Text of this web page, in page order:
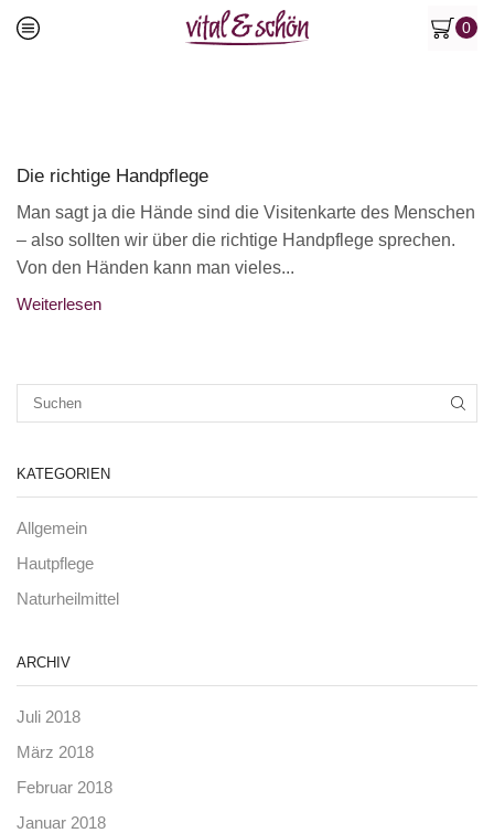
0
Die richtige Handpflege
Man sagt ja die Hände sind die Visitenkarte des Menschen
– also sollten wir über die richtige Handpflege sprechen.
Von den Händen kann man vieles...
Weiterlesen
KATEGORIEN
Allgemein
Hautpflege
Naturheilmittel
ARCHIV
Juli 2018
März 2018
Februar 2018
Januar 2018